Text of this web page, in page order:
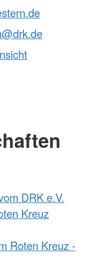
DRK e.V.
Kreuz
Roten Kreuz -